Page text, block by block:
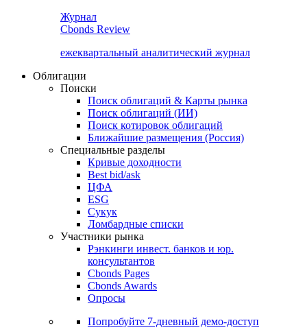
Cbonds Review
ежеквартальный аналитический журнал
Облигации
Поиски
Поиск облигаций & Карты рынка
Поиск облигаций (ИИ)
Поиск котировок облигаций
Ближайшие размещения (Россия)
Специальные разделы
Кривые доходности
Best bid/ask
ЦФА
ESG
Сукук
Ломбардные списки
Участники рынка
Рэнкинги инвест. банков и юр.
Cbonds Pages